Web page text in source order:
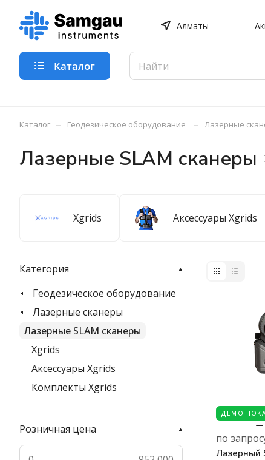
Алматы
Каталог
Каталог – Геодезическое оборудование – Лазерные
Лазерные SLAM сканеры
Xgrids Аксессуары Xgrids
ДЕМО-
по
Лазерный
Категория
Геодезическое оборудование
Лазерные сканеры
Лазерные SLAM сканеры
Xgrids
Аксессуары Xgrids
Комплекты Xgrids
Розничная цена